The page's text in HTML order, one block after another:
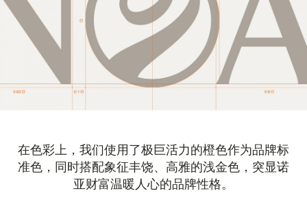
在色彩上，我们使用了极巨活力的橙色作为品牌标
准色，同时搭配象征丰饶、高雅的浅金色，突显诺
亚财富温暖人心的品牌性格。